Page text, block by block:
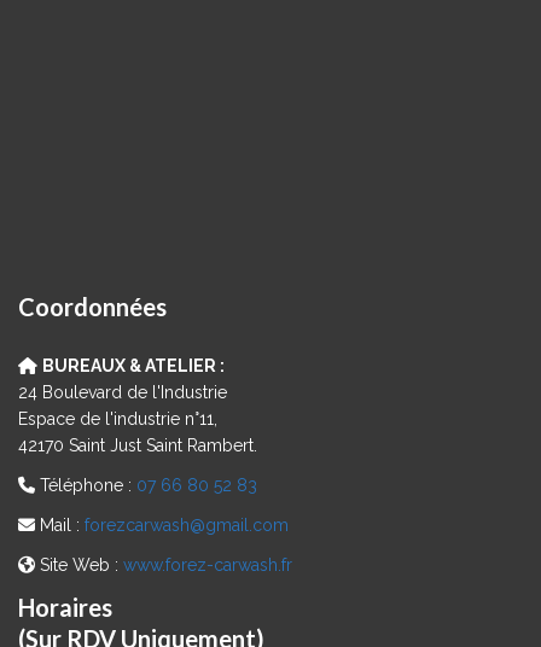
Coordonnées
BUREAUX & ATELIER :
24 Boulevard de l'Industrie
Espace de l'industrie n°11,
42170 Saint Just Saint Rambert.
Téléphone : 07 66 80 52 83
Mail : forezcarwash@gmail.com
Site Web : www.forez-carwash.fr
Horaires
(Sur RDV Uniquement)